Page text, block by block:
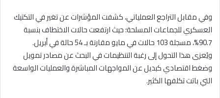
وفي مقابل التراجع العملياتي، كشفت المؤشرات عن تغير في التكتيك
العسكري للجماعات المسلحة؛ حيث ارتفعت حالات الاختطاف بنسبة
90.7%، مسجلة 103 حالات في مايو مقارنة بـ 54 حالة في أبريل.
ويُعزى هذا التحول إلى رغبة التنظيمات في البحث عن مصادر تمويل
وضغط اقتصادي كبديل عن المواجهات المباشرة والعمليات الواسعة
التي باتت تكلفها الكثير.